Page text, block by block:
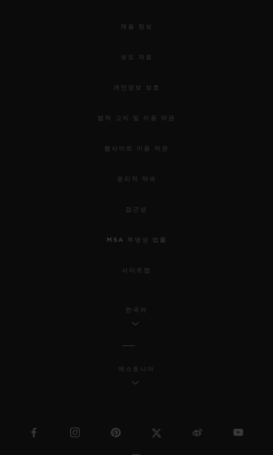
채용 정보
보도 자료
개인정보 보호
법적 고지 및 이용 약관
웹사이트 이용 약관
윤리적 약속
접근성
MSA 투명성 법률
사이트맵
한국어
에스토니아